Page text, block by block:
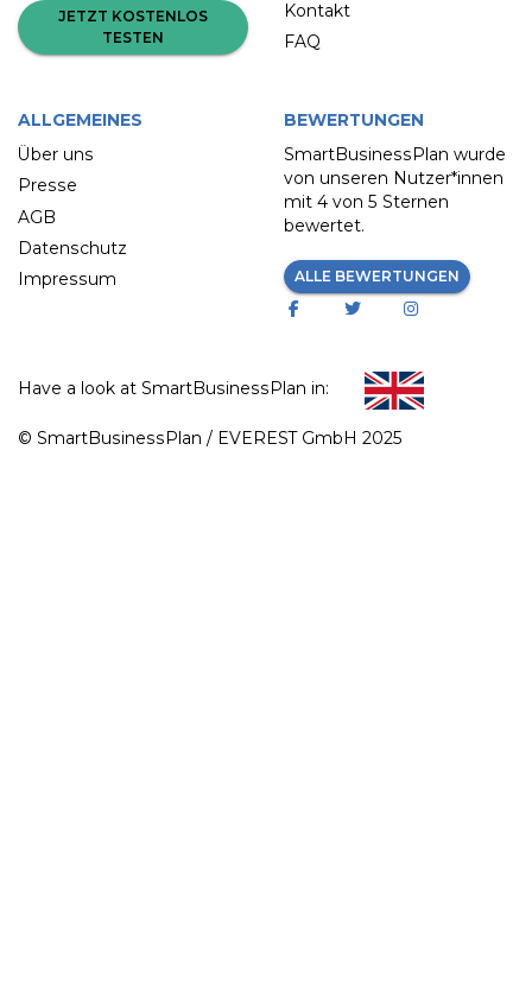
JETZT KOSTENLOS
TESTEN
Kontakt
FAQ
ALLGEMEINES
Über uns
Presse
AGB
Datenschutz
Impressum
BEWERTUNGEN
SmartBusinessPlan wurde
von unseren Nutzer*innen
mit 4 von 5 Sternen
bewertet.
ALLE BEWERTUNGEN
© SmartBusinessPlan / EVEREST GmbH 2025
Have a look at SmartBusinessPlan in: